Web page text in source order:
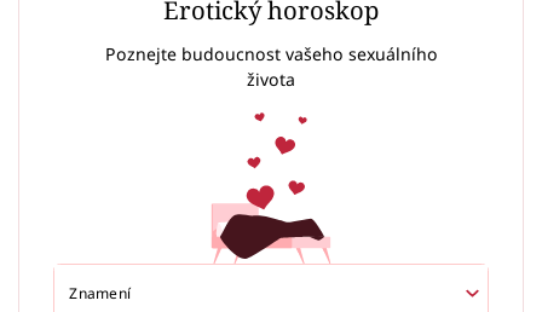
Erotický horoskop
Poznejte budoucnost vašeho sexuálního
života